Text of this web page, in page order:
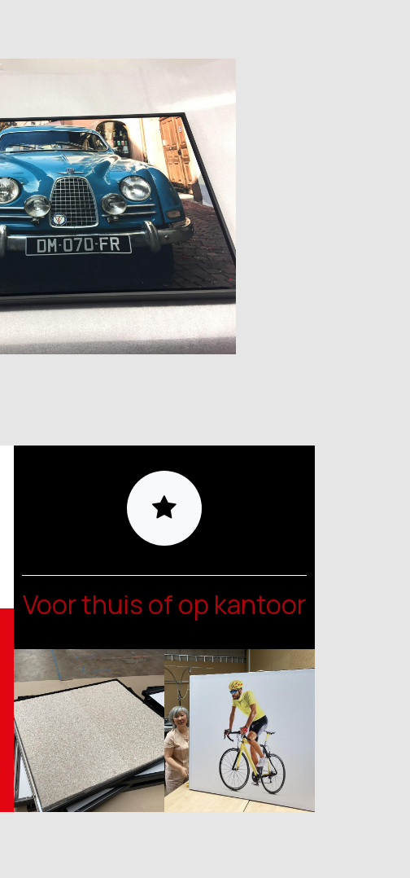
Voor thuis of op kantoor